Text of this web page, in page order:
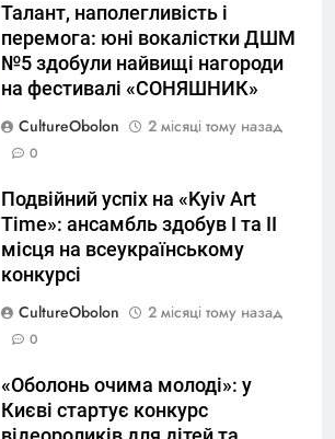
Талант, наполегливість і
перемога: юні вокалістки ДШМ
№5 здобули найвищі нагороди
на фестивалі «СОНЯШНИК»
CultureObolon
2 місяці тому назад
0
Подвійний успіх на «Kyiv Art
Time»: ансамбль здобув І та ІІ
місця на всеукраїнському
конкурсі
CultureObolon
2 місяці тому назад
0
«Оболонь очима молоді»: у
Києві стартує конкурс